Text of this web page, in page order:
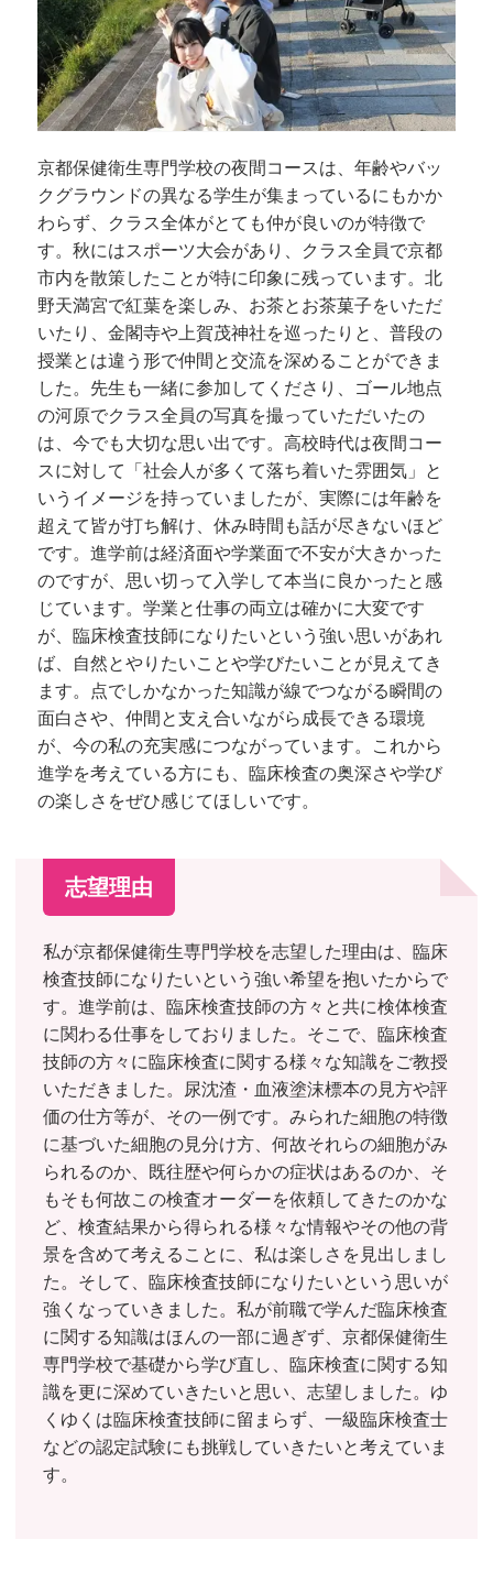
京都保健衛生専門学校の夜間コースは、年齢やバッ
クグラウンドの異なる学生が集まっているにもかか
わらず、クラス全体がとても仲が良いのが特徴で
す。秋にはスポーツ大会があり、クラス全員で京都
市内を散策したことが特に印象に残っています。北
野天満宮で紅葉を楽しみ、お茶とお茶菓子をいただ
いたり、金閣寺や上賀茂神社を巡ったりと、普段の
授業とは違う形で仲間と交流を深めることができま
した。先生も一緒に参加してくださり、ゴール地点
の河原でクラス全員の写真を撮っていただいたの
は、今でも大切な思い出です。高校時代は夜間コー
スに対して「社会人が多くて落ち着いた雰囲気」と
いうイメージを持っていましたが、実際には年齢を
超えて皆が打ち解け、休み時間も話が尽きないほど
です。進学前は経済面や学業面で不安が大きかった
のですが、思い切って入学して本当に良かったと感
じています。学業と仕事の両立は確かに大変です
が、臨床検査技師になりたいという強い思いがあれ
ば、自然とやりたいことや学びたいことが見えてき
ます。点でしかなかった知識が線でつながる瞬間の
面白さや、仲間と支え合いながら成長できる環境
が、今の私の充実感につながっています。これから
進学を考えている方にも、臨床検査の奥深さや学び
の楽しさをぜひ感じてほしいです。
志望理由
私が京都保健衛生専門学校を志望した理由は、臨床
検査技師になりたいという強い希望を抱いたからで
す。進学前は、臨床検査技師の方々と共に検体検査
に関わる仕事をしておりました。そこで、臨床検査
技師の方々に臨床検査に関する様々な知識をご教授
いただきました。尿沈渣・血液塗沫標本の見方や評
価の仕方等が、その一例です。みられた細胞の特徴
に基づいた細胞の見分け方、何故それらの細胞がみ
られるのか、既往歴や何らかの症状はあるのか、そ
もそも何故この検査オーダーを依頼してきたのかな
ど、検査結果から得られる様々な情報やその他の背
景を含めて考えることに、私は楽しさを見出しまし
た。そして、臨床検査技師になりたいという思いが
強くなっていきました。私が前職で学んだ臨床検査
に関する知識はほんの一部に過ぎず、京都保健衛生
専門学校で基礎から学び直し、臨床検査に関する知
識を更に深めていきたいと思い、志望しました。ゆ
くゆくは臨床検査技師に留まらず、一級臨床検査士
などの認定試験にも挑戦していきたいと考えていま
す。